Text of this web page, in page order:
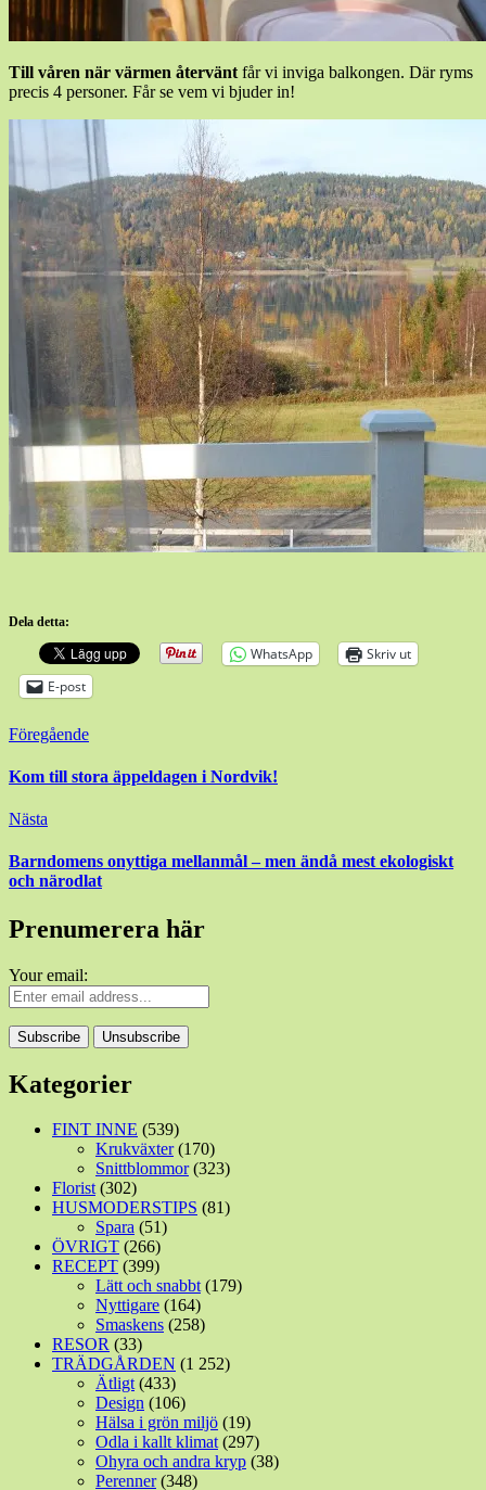
Till våren när värmen återvänt får vi inviga balkongen. Där ryms
precis 4 personer. Får se vem vi bjuder in!
Dela detta:
WhatsApp
Skriv ut
E-post
Inläggsnavigering
Föregående
Kom till stora äppeldagen i Nordvik!
Nästa
Barndomens onyttiga mellanmål – men ändå mest ekologiskt
och närodlat
Prenumerera här
Your email:
Kategorier
FINT INNE (539)
Krukväxter(170)
Snittblommor(323)
Florist(302)
HUSMODERSTIPS (81)
Spara (51)
ÖVRIGT (266)
RECEPT (399)
Lätt och snabbt(179)
Nyttigare (164)
Smaskens (258)
RESOR (33)
TRÄDGÅRDEN (1 252)
Ätligt(433)
Design (106)
Hälsa i grön miljö (19)
Odla i kallt klimat(297)
Ohyra och andra kryp (38)
Perenner(348)